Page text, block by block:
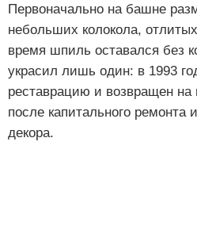
Первоначально на башне
небольших колокола,
время шпиль оставался без
украсил лишь один: в 1993
реставрацию и возвращен на
после капитального ремонта
декора.